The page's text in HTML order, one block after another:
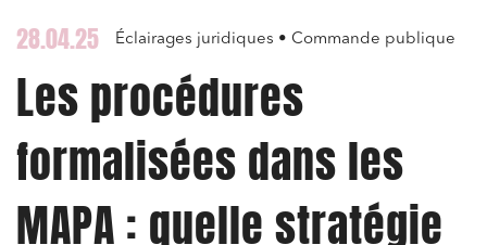
28.04.25 Éclairages juridiques • Commande publique
Les procédures
formalisées dans les
MAPA : quelle stratégie